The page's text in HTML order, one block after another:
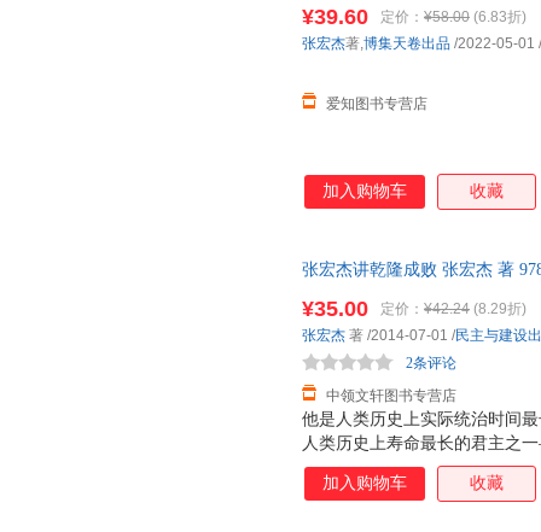
货包邮速发 假一罚十
¥39.60 定价： ¥58.00 (6.83折)
爱知图书专营店
张宏杰著,博集天卷出品 /2022-05-01 /
加入购物车 收藏
张宏杰讲乾隆成败 张宏杰 著
他是人类历史上实际统治时间
人类历史上寿命最长的君主之
蔼又刻薄，既节俭又奢靡，既
辉煌的统治成绩，将康乾盛世
¥35.00 定价： ¥42.24 (8.29折)
中领文轩图书专营店
2条评论
张宏杰 著 /2014-07-01 /民主与建设
加入购物车 收藏